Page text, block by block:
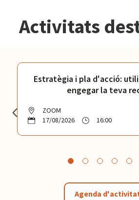
Activitats
Estratègia i pla d'acció:
engegar la teva
ZOOM
17/08/2026
16:00
Agenda